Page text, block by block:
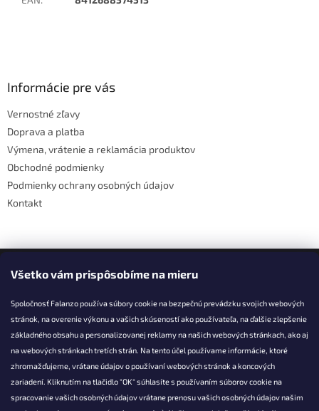
Všetko vám prispôsobíme na mieru
Spoločnosť Falanzo používa súbory cookie na bezpečnú prevádzku svojich webových
stránok, na overenie výkonu a vašich skúseností ako používateľa, na ďalšie zlepšenie
základného obsahu a personalizovanej reklamy na našich webových stránkach, ako aj
na webových stránkach tretích strán. Na tento účel používame informácie, ktoré
zhromažďujeme, vrátane údajov o používaní webových stránok a koncových
zariadení. Kliknutím na tlačidlo "OK" súhlasíte s používaním súborov cookie na
spracovanie vašich osobných údajov vrátane prenosu vašich osobných údajov našim
Informácie pre vás
Vernostné zľavy
Doprava a platba
Výmena, vrátenie a reklamácia produktov
Obchodné podmienky
Podmienky ochrany osobných údajov
Kontakt
Facebook
KONTAKT
info@falanzo.sk
Falanzo.sk